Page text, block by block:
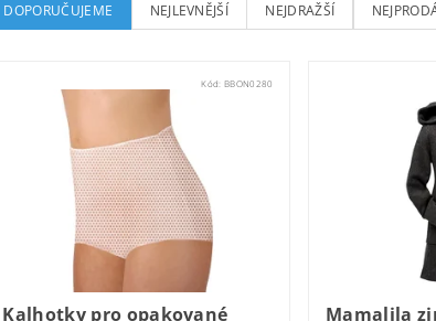
DOPORUČUJEME NEJLEVNĚJŠÍ NEJDRAŽŠÍ
Kód: BBON0280
Kalhotky pro opakované
Mamalila